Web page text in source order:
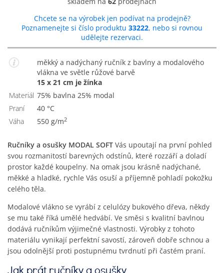
Chcete se na výrobek jen podívat na prodejně?
Poznamenejte si číslo produktu 33222, nebo si rovnou
udělejte rezervaci.
měkký a nadýchaný ručník z bavlny a modalového
vlákna ve světle růžové barvě
15 x 21 cm je žínka
Materiál
75% bavlna 25% modal
Praní
40 °C
Váha
550 g/m2
Ručníky a osušky MODAL SOFT Vás upoutají na první pohled
svou rozmanitostí barevných odstínů, které rozzáří a doladí
prostor každé koupelny. Na omak jsou krásně nadýchané,
měkké a hladké, rychle Vás osuší a příjemně pohladí pokožku
celého těla.
Modalové vlákno se vyrábí z celulózy bukového dřeva, někdy
se mu také říká umělé hedvábí. Ve směsi s kvalitní bavlnou
dodává ručníkům výjimečné vlastnosti. Výrobky z tohoto
materiálu vynikají perfektní savostí, zároveň dobře schnou a
jsou odolnější proti postupnému tvrdnutí při častém praní.
Jak prát ručníky a osušky